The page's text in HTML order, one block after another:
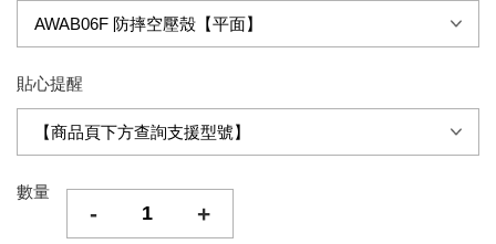
貼心提醒
數量
- +